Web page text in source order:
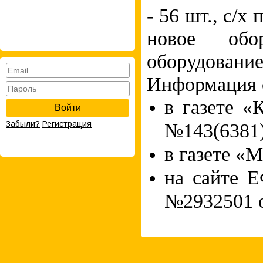
Войти
Забыли? Регистрация
- 56 шт., с/х
новое
Информация
в газете
в газете
на сайте
№2932501